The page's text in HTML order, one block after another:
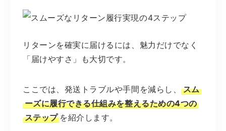
リターンを確実に届けるには、魅力だけでなく
「届けやすさ」も大切です。
ここでは、発送トラブルや手間を減らし、スム
ーズに履行できる仕組みを整えるための4つの
ステップ を紹介します。